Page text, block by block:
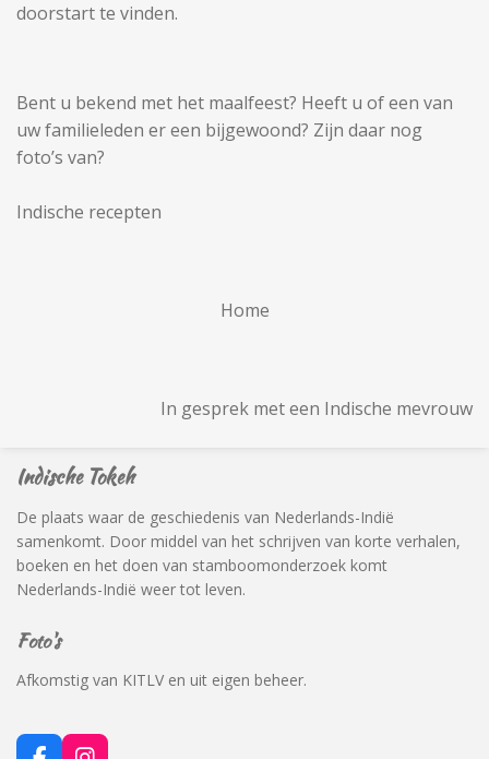
doorstart te vinden.
Bent u bekend met het maalfeest? Heeft u of een van
uw familieleden er een bijgewoond? Zijn daar nog
foto’s van?
Indische recepten
Home
In gesprek met een Indische mevrouw
Indische Tokeh
De plaats waar de geschiedenis van Nederlands-Indië
samenkomt. Door middel van het schrijven van korte verhalen,
boeken en het doen van stamboomonderzoek komt
Nederlands-Indië weer tot leven.
Foto's
Afkomstig van KITLV en uit eigen beheer.